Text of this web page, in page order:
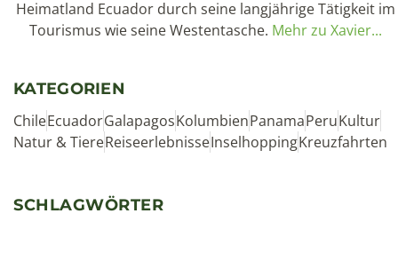
Mindo Ecuador Vogelbeobachtung: Nebelwald-
Abenteuer zwei Stunden von Quito entfernt (2026)
plötzlich wird alles grün. Dichte Nebel umhüllen die